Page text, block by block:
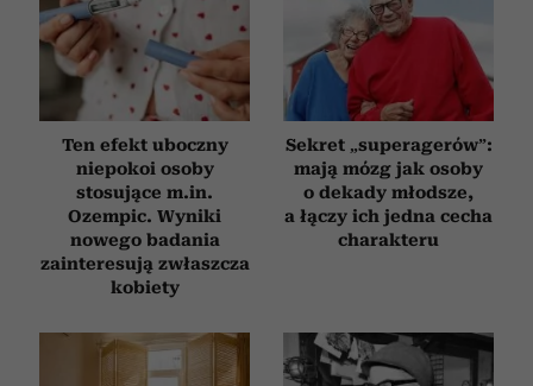
Partnerzy mogą połączyć te informacje z innymi danymi
otrzymanymi od Ciebie lub uzyskanymi podczas
korzystania z ich usług.
Ten efekt uboczny
niepokoi osoby
stosujące m.in.
Ozempic. Wyniki
nowego badania
zainteresują zwłaszcza
kobiety
Sekret „superagerów”:
mają mózg jak osoby
o dekady młodsze,
a łączy ich jedna cecha
charakteru